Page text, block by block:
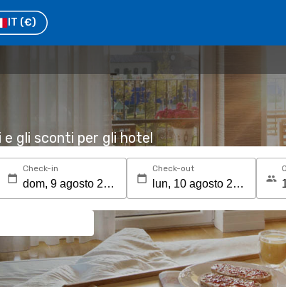
IT (€)
gli sconti per gli hotel
Check-in Check-out